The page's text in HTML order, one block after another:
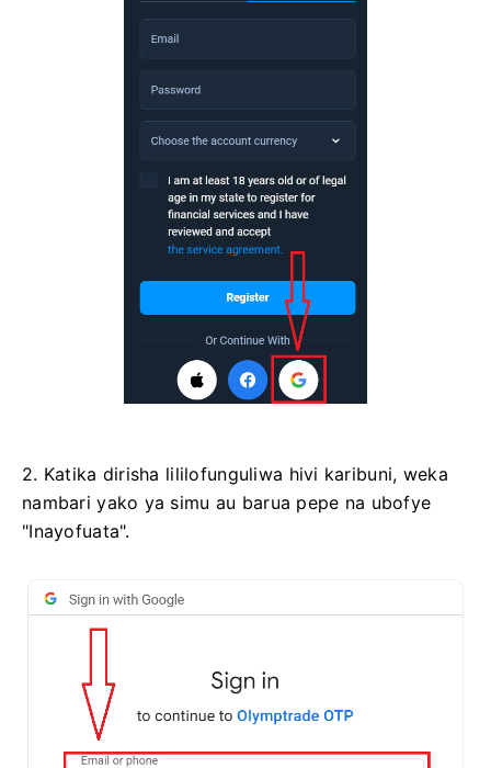
2. Katika dirisha lililofunguliwa hivi karibuni, weka
nambari yako ya simu au barua pepe na ubofye
"Inayofuata".